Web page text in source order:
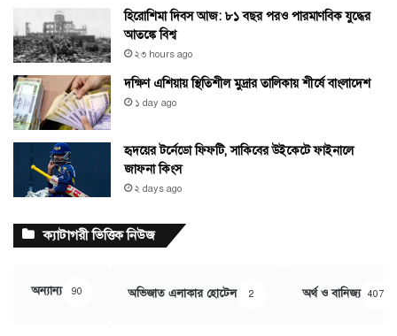
হিরোশিমা দিবস আজ: ৮১ বছর পরও পারমাণবিক যুদ্ধের
আতঙ্কে বিশ্ব
২৩ hours ago
দক্ষিণ এশিয়ায় স্থিতিশীল মুদ্রার তালিকায় শীর্ষে বাংলাদেশ
১ day ago
হৃদয়ের টর্নেডো ফিফটি, সাকিবের উইকেটে ফাইনালে
জাফনা কিংস
২ days ago
ক্যাটাগরী ভিত্তিক নিউজ
অন্যান্য 90 অভিজাত এলাকার হোটেল 2 অর্থ ও বানিজ্য 407